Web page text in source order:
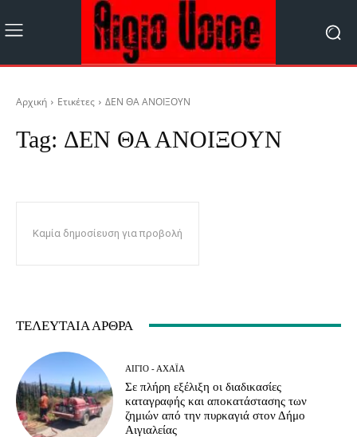
Αρχική Ετικέτες ΔΕΝ ΘΑ ΑΝΟΙΞΟΥΝ
Tag: ΔΕΝ ΘΑ ΑΝΟΙΞΟΥΝ
Καμία δημοσίευση για προβολή
ΤΕΛΕΥΤΑΊΑ ΆΡΘΡΑ
ΑΊΓΙΟ - ΑΧΑΪ́Α
Σε πλήρη εξέλιξη οι διαδικασίες
καταγραφής και αποκατάστασης των
ζημιών από την πυρκαγιά στον Δήμο
Αιγιαλείας